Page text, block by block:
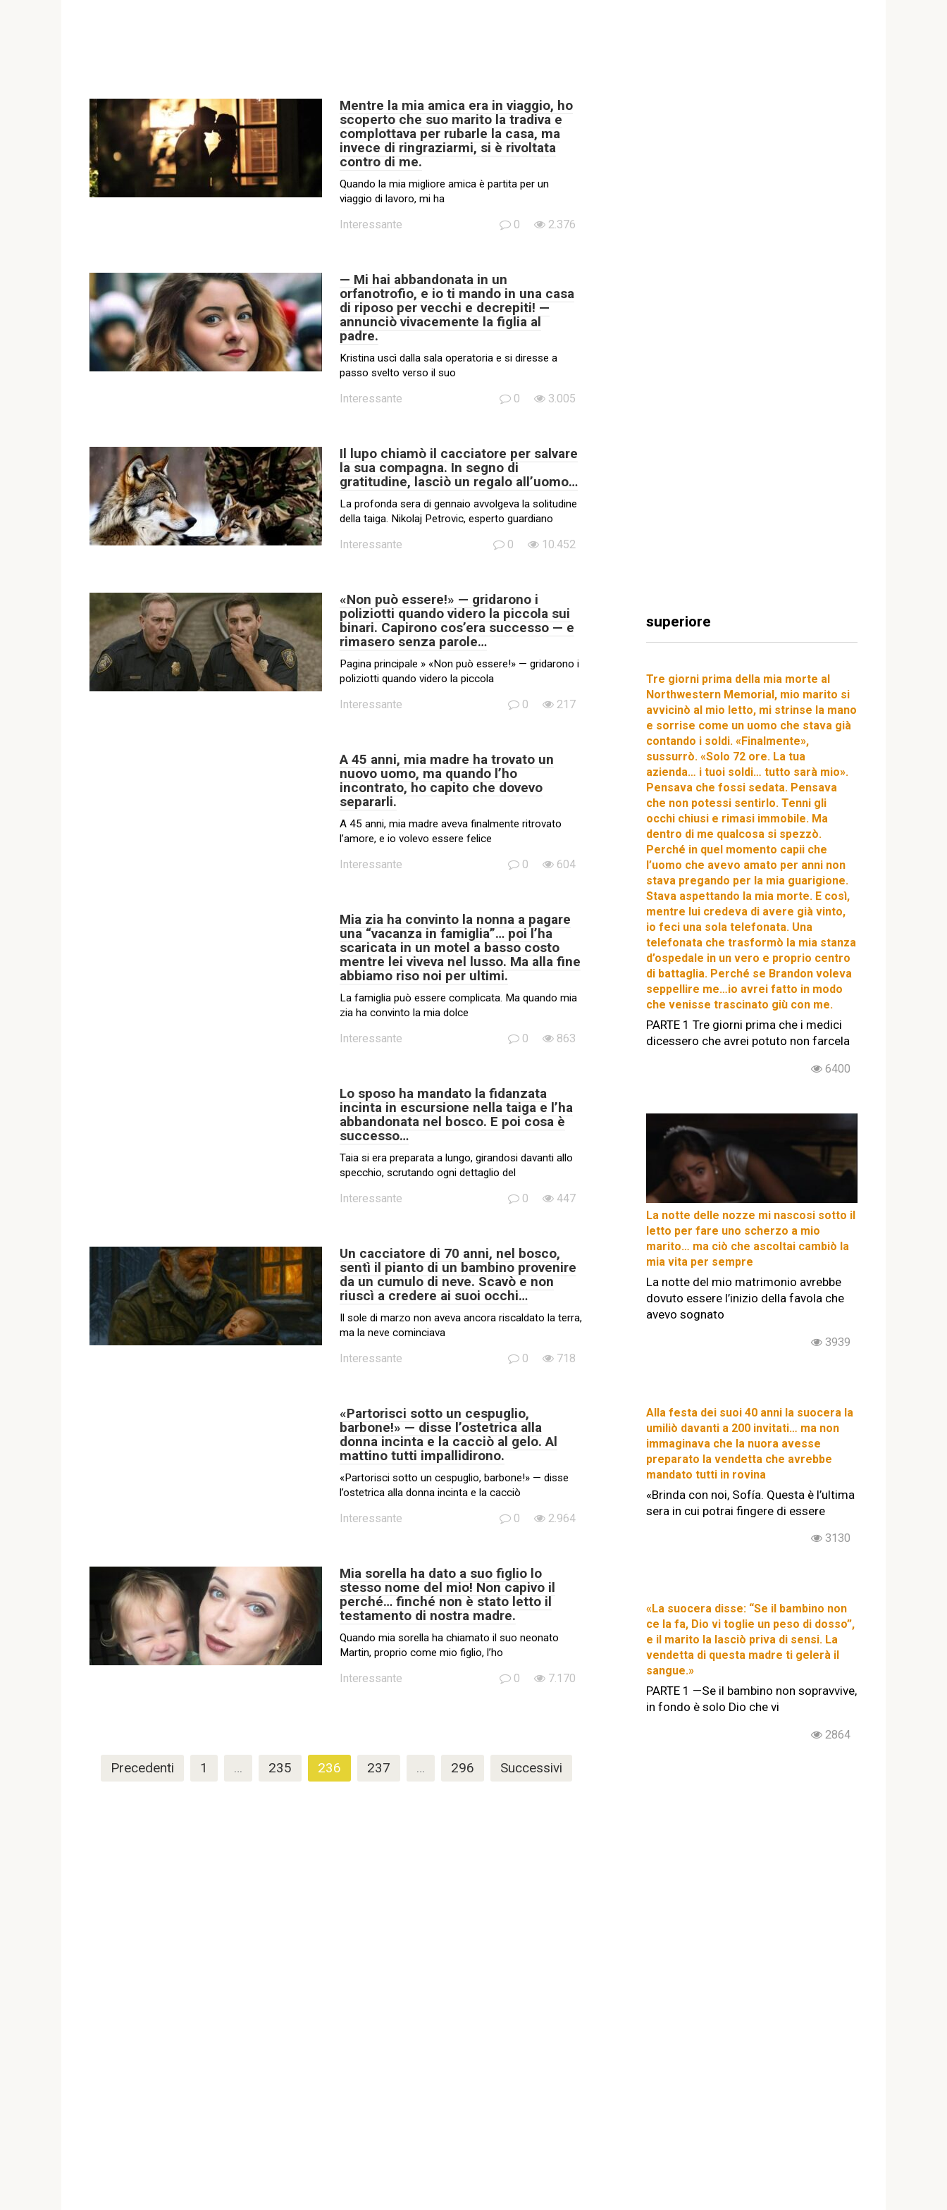
Mentre la mia amica era in viaggio, ho
scoperto che suo marito la tradiva e
complottava per rubarle la casa, ma
invece di ringraziarmi, si è rivoltata
contro di me.
Quando la mia migliore amica è partita per un
viaggio di lavoro, mi ha
Interessante 0 2.376
— Mi hai abbandonata in un
orfanotrofio, e io ti mando in una casa
di riposo per vecchi e decrepiti! —
annunciò vivacemente la figlia al
padre.
Kristina uscì dalla sala operatoria e si diresse a
passo svelto verso il suo
Interessante 0 3.005
Il lupo chiamò il cacciatore per salvare
la sua compagna. In segno di
gratitudine, lasciò un regalo all’uomo…
La profonda sera di gennaio avvolgeva la solitudine
della taiga. Nikolaj Petrovic, esperto guardiano
Interessante 0 10.452
«Non può essere!» — gridarono i
poliziotti quando videro la piccola sui
binari. Capirono cos’era successo — e
rimasero senza parole…
Pagina principale » «Non può essere!» — gridarono i
poliziotti quando videro la piccola
Interessante 0 217
A 45 anni, mia madre ha trovato un
nuovo uomo, ma quando l’ho
incontrato, ho capito che dovevo
separarli.
A 45 anni, mia madre aveva finalmente ritrovato
l’amore, e io volevo essere felice
Interessante 0 604
Mia zia ha convinto la nonna a pagare
una “vacanza in famiglia”… poi l’ha
scaricata in un motel a basso costo
mentre lei viveva nel lusso. Ma alla fine
abbiamo riso noi per ultimi.
La famiglia può essere complicata. Ma quando mia
zia ha convinto la mia dolce
Interessante 0 863
Lo sposo ha mandato la fidanzata
incinta in escursione nella taiga e l’ha
abbandonata nel bosco. E poi cosa è
successo…
Taia si era preparata a lungo, girandosi davanti allo
specchio, scrutando ogni dettaglio del
Interessante 0 447
Un cacciatore di 70 anni, nel bosco,
sentì il pianto di un bambino provenire
da un cumulo di neve. Scavò e non
riuscì a credere ai suoi occhi…
Il sole di marzo non aveva ancora riscaldato la terra,
ma la neve cominciava
Interessante 0 718
«Partorisci sotto un cespuglio,
barbone!» — disse l’ostetrica alla
donna incinta e la cacciò al gelo. Al
mattino tutti impallidirono.
«Partorisci sotto un cespuglio, barbone!» — disse
l’ostetrica alla donna incinta e la cacciò
Interessante 0 2.964
Mia sorella ha dato a suo figlio lo
stesso nome del mio! Non capivo il
perché… finché non è stato letto il
testamento di nostra madre.
Quando mia sorella ha chiamato il suo neonato
Martin, proprio come mio figlio, l’ho
Interessante 0 7.170
Paginazione
degli
Precedenti 1 … 235 236 237 … 296 Successivi
superiore
Tre giorni prima della mia morte al
Northwestern Memorial, mio marito si
avvicinò al mio letto, mi strinse la mano
e sorrise come un uomo che stava già
contando i soldi. «Finalmente»,
sussurrò. «Solo 72 ore. La tua
azienda… i tuoi soldi… tutto sarà mio».
Pensava che fossi sedata. Pensava
che non potessi sentirlo. Tenni gli
occhi chiusi e rimasi immobile. Ma
dentro di me qualcosa si spezzò.
Perché in quel momento capii che
l’uomo che avevo amato per anni non
stava pregando per la mia guarigione.
Stava aspettando la mia morte. E così,
mentre lui credeva di avere già vinto,
io feci una sola telefonata. Una
telefonata che trasformò la mia stanza
d’ospedale in un vero e proprio centro
di battaglia. Perché se Brandon voleva
seppellire me…io avrei fatto in modo
che venisse trascinato giù con me.
PARTE 1 Tre giorni prima che i medici
dicessero che avrei potuto non farcela
6400
La notte delle nozze mi nascosi sotto il
letto per fare uno scherzo a mio
marito… ma ciò che ascoltai cambiò la
mia vita per sempre
La notte del mio matrimonio avrebbe
dovuto essere l’inizio della favola che
avevo sognato
3939
Alla festa dei suoi 40 anni la suocera la
umiliò davanti a 200 invitati… ma non
immaginava che la nuora avesse
preparato la vendetta che avrebbe
mandato tutti in rovina
«Brinda con noi, Sofía. Questa è l’ultima
sera in cui potrai fingere di essere
3130
«La suocera disse: “Se il bambino non
ce la fa, Dio vi toglie un peso di dosso”,
e il marito la lasciò priva di sensi. La
vendetta di questa madre ti gelerà il
sangue.»
PARTE 1 —Se il bambino non sopravvive,
in fondo è solo Dio che vi
2864